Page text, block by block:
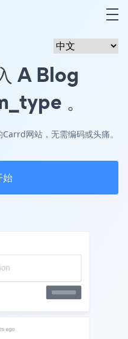
A Blog
。
网站，无需编码或头痛。
始